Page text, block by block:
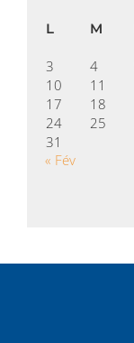
L M
3
4
10
11
17
18
24
25
31
« Fév